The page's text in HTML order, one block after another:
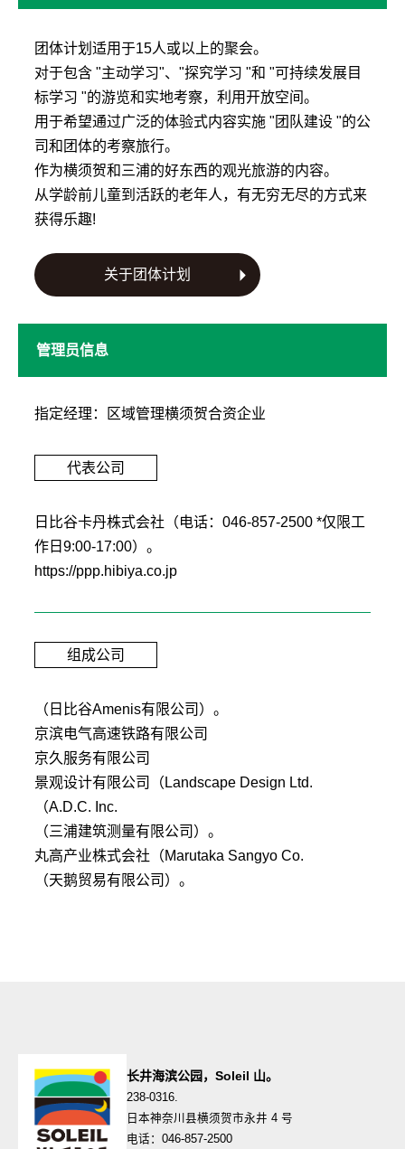
团体计划适用于15人或以上的聚会。
对于包含 "主动学习"、"探究学习 "和 "可持续发展目
标学习 "的游览和实地考察，利用开放空间。
用于希望通过广泛的体验式内容实施 "团队建设 "的公
司和团体的考察旅行。
作为横须贺和三浦的好东西的观光旅游的内容。
从学龄前儿童到活跃的老年人，有无穷无尽的方式来
获得乐趣!
关于团体计划
管理员信息
指定经理：区域管理横须贺合资企业
代表公司
日比谷卡丹株式会社（电话：046-857-2500 *仅限工
作日9:00-17:00）。
https://ppp.hibiya.co.jp
组成公司
（日比谷Amenis有限公司）。
京滨电气高速铁路有限公司
京久服务有限公司
景观设计有限公司（Landscape Design Ltd.
（A.D.C. Inc.
（三浦建筑测量有限公司）。
丸高产业株式会社（Marutaka Sangyo Co.
（天鹅贸易有限公司）。
长井海滨公园，Soleil 山。
238-0316.
日本神奈川县横须贺市永井 4 号
电话：046-857-2500